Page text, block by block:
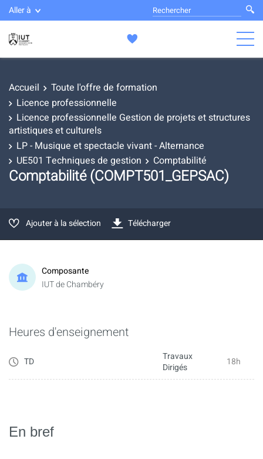
Aller à
Accueil
Toute l'offre de formation
Licence professionnelle
Licence professionnelle Gestion de projets et structures
artistiques et culturels
LP - Musique et spectacle vivant - Alternance
UE501 Techniques de gestion
Comptabilité
Comptabilité (COMPT501_GEPSAC)
Ajouter à la sélection Télécharger
Composante
IUT de Chambéry
Heures d'enseignement
TD
Travaux
Dirigés
18h
En bref